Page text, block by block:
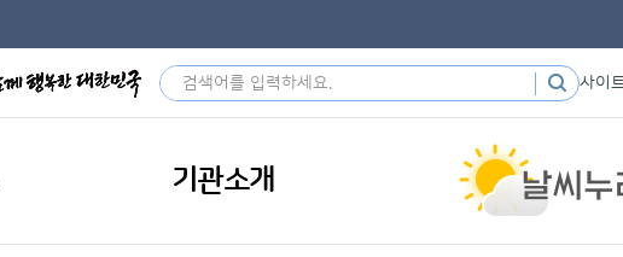
사이
기관소개